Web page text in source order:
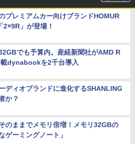
プレミアムカー向けブランドHOMUR
2×9R」が登場！
でも予算内。産経新聞社がAMD R
dynabookを2千台導入
ディオブランドに進化するSHANLING
か？
のままでメモリ倍増！メモリ32GBの
ゲーミングノート」